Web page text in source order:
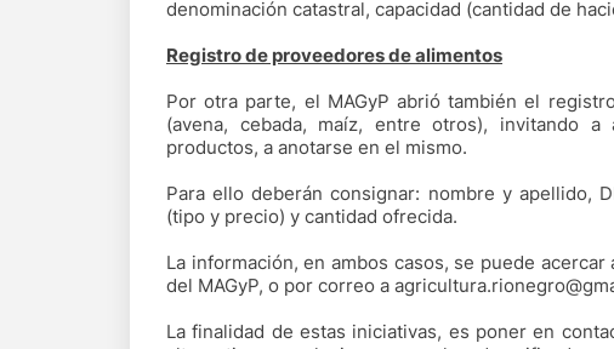
denominación catastral, capacidad (cantidad de
Registro de proveedores de alimentos
Por otra parte, el MAGyP abrió también el
(avena, cebada, maíz, entre otros), invitando
productos, a anotarse en el mismo.
Para ello deberán consignar: nombre y apellido,
(tipo y precio) y cantidad ofrecida.
La información, en ambos casos, se puede
del MAGyP, o por correo a
La finalidad de estas iniciativas, es poner en